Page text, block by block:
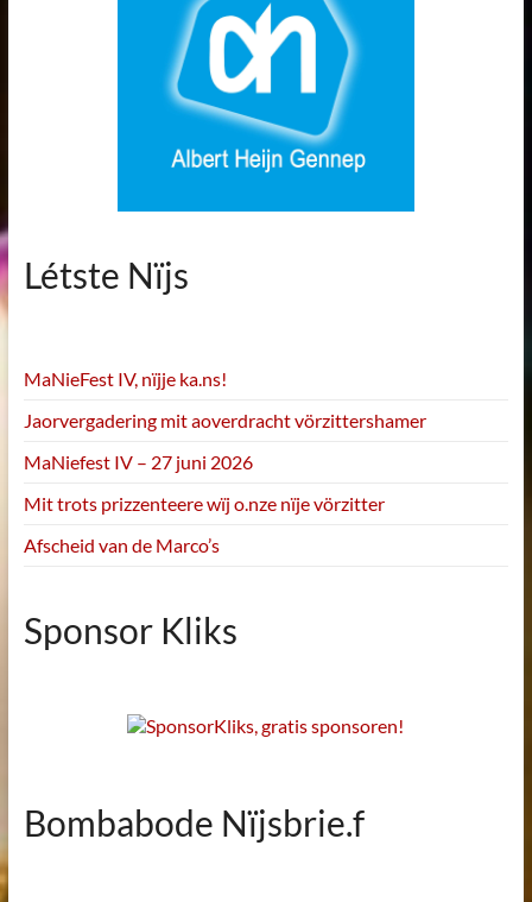
Létste Nïjs
MaNieFest IV, nïjje ka.ns!
Jaorvergadering mit aoverdracht vörzittershamer
MaNiefest IV – 27 juni 2026
Mit trots prizzenteere wïj o.nze nïje vörzitter
Afscheid van de Marco’s
Sponsor Kliks
Bombabode Nïjsbrie.f